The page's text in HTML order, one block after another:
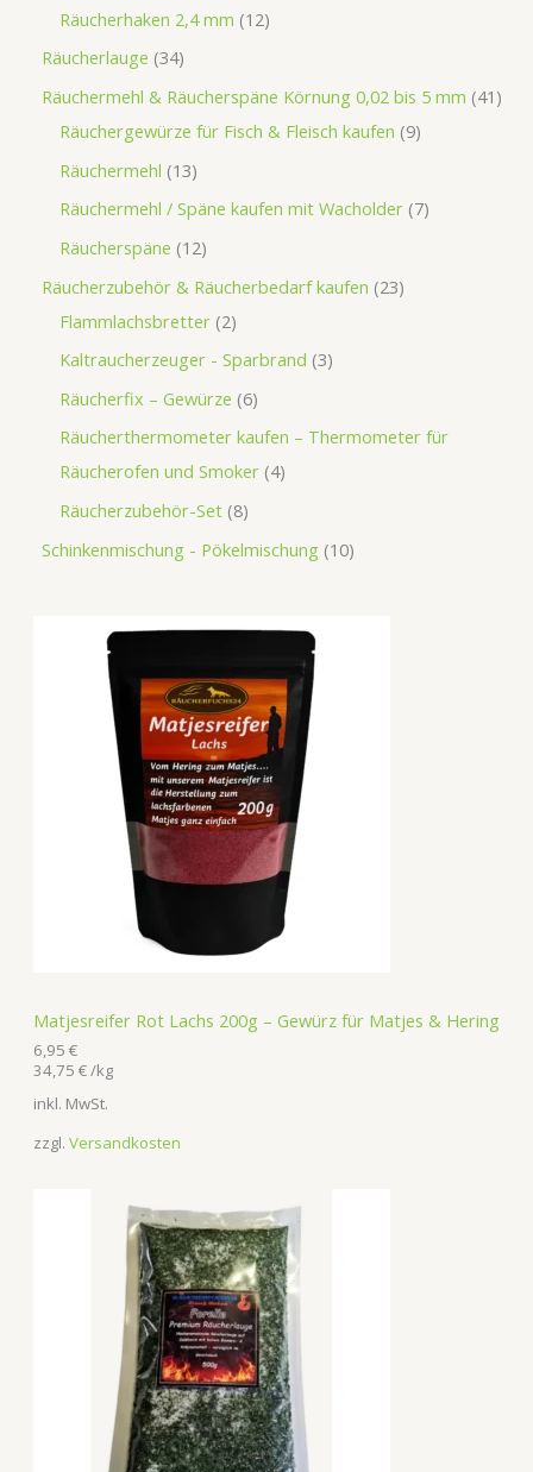
Räucherhaken 2,4 mm 12
Räucherlauge 34
Räuchermehl & Räucherspäne Körnung 0,02 bis 5 mm 41
Räuchergewürze für Fisch & Fleisch kaufen 9
Räuchermehl 13
Räuchermehl / Späne kaufen mit Wacholder 7
Räucherspäne 12
Räucherzubehör & Räucherbedarf kaufen 23
Flammlachsbretter 2
Kaltraucherzeuger - Sparbrand 3
Räucherfix – Gewürze 6
Räucherthermometer kaufen – Thermometer für
Räucherofen und Smoker 4
Räucherzubehör-Set 8
Schinkenmischung - Pökelmischung 10
Matjesreifer Rot Lachs 200g – Gewürz für Matjes & Hering
6,95 €
34,75 €/kg
inkl. MwSt.
zzgl. Versandkosten